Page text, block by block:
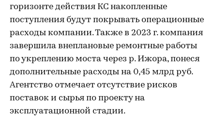
горизонте действия КС накопленные
поступления будут покрывать операционные
расходы компании. Также в 2023 г. компания
завершила внеплановые ремонтные работы
по укреплению моста через р. Ижора, понеся
дополнительные расходы на 0,45 млрд руб.
Агентство отмечает отсутствие рисков
поставок и сырья по проекту на
эксплуатационной стадии.